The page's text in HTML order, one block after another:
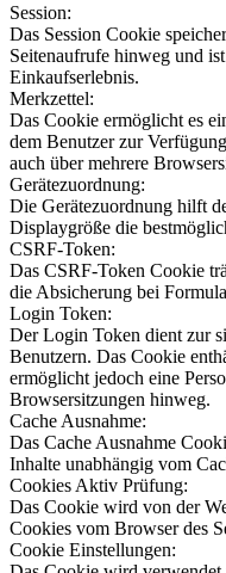
Session:
Das Session Cookie
Seitenaufrufe hinweg und
Einkaufserlebnis.
Merkzettel:
Das Cookie ermöglicht es
dem Benutzer zur
auch über mehrere
Gerätezuordnung:
Die Gerätezuordnung hilft
Displaygröße die
CSRF-Token:
Das CSRF-Token Cookie
die Absicherung bei
Login Token:
Der Login Token dient zur
Benutzern. Das Cookie
ermöglicht jedoch eine
Browsersitzungen hinweg.
Cache Ausnahme:
Das Cache Ausnahme
Inhalte unabhängig vom
Cookies Aktiv Prüfung:
Das Cookie wird von der
Cookies vom Browser des
Cookie Einstellungen: